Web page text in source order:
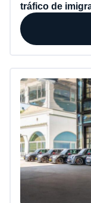
tráfico de